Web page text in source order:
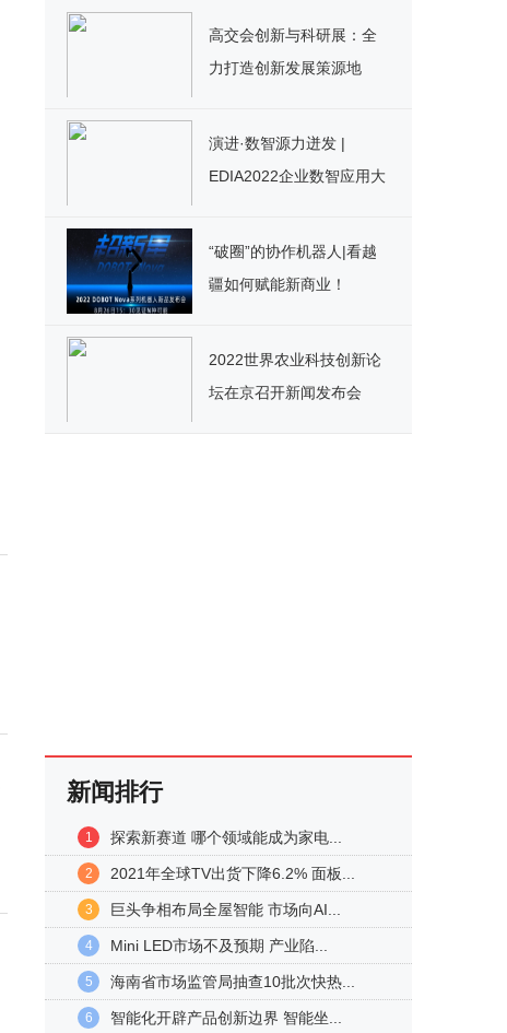
高交会创新与科研展：全
力打造创新发展策源地
演进·数智源力迸发 |
EDIA2022企业数智应用大
“破圈”的协作机器人|看越
疆如何赋能新商业！
2022世界农业科技创新论
坛在京召开新闻发布会
新闻排行
1 探索新赛道 哪个领域能成为家电...
2 2021年全球TV出货下降6.2% 面板...
3 巨头争相布局全屋智能 市场向AI...
4 Mini LED市场不及预期 产业陷...
5 海南省市场监管局抽查10批次快热...
6 智能化开辟产品创新边界 智能坐...